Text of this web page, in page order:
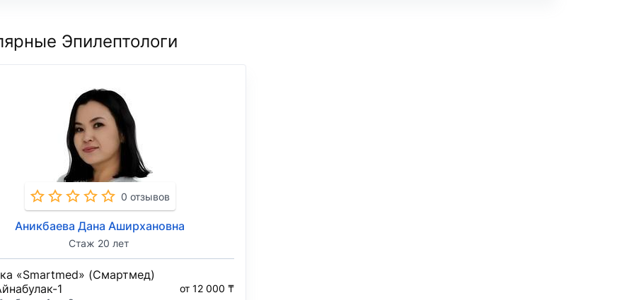
Эпилептологи
0 отзывов
Аникбаева Дана Аширхановна
Стаж 20 лет
«Smartmed» (Смартмед)
1
от 12 000 ₸